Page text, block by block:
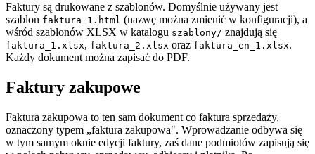
Faktury są drukowane z szablonów. Domyślnie używany jest
szablon faktura_1.html (nazwę można zmienić w konfiguracji), a
wśród szablonów XLSX w katalogu szablony/ znajdują się
faktura_1.xlsx, faktura_2.xlsx oraz faktura_en_1.xlsx.
Każdy dokument można zapisać do PDF.
Faktury zakupowe
Faktura zakupowa to ten sam dokument co faktura sprzedaży,
oznaczony typem „faktura zakupowa". Wprowadzanie odbywa się
w tym samym oknie edycji faktury, zaś dane podmiotów zapisują się